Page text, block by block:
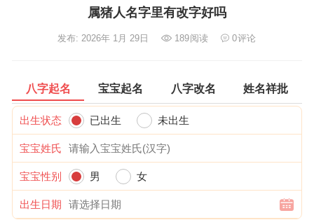
属猪人名字里有改字好吗
发布: 2026年 1月 29日 189阅读 0评论
八字起名 宝宝起名 八字改名 姓名祥批
出生状态 已出生 未出生
宝宝姓氏
宝宝性别 男 女
出生日期